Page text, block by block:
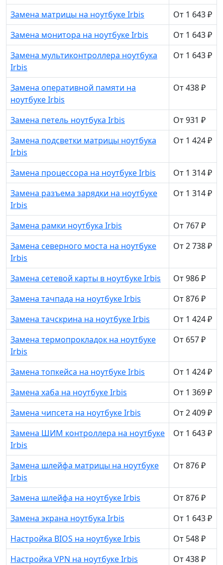
Замена матрицы на ноутбуке Irbis
От 1 643 ₽
Замена монитора на ноутбуке Irbis
От 1 643 ₽
Замена мультиконтроллера ноутбука
Irbis
От 1 643 ₽
Замена оперативной памяти на
ноутбуке Irbis
От 438 ₽
Замена петель ноутбука Irbis
От 931 ₽
Замена подсветки матрицы ноутбука
Irbis
От 1 424 ₽
Замена процессора на ноутбуке Irbis
От 1 314 ₽
Замена разъема зарядки на ноутбуке
Irbis
От 1 314 ₽
Замена рамки ноутбука Irbis
От 767 ₽
Замена северного моста на ноутбуке
Irbis
От 2 738 ₽
Замена сетевой карты в ноутбуке Irbis
От 986 ₽
Замена тачпада на ноутбуке Irbis
От 876 ₽
Замена тачскрина на ноутбуке Irbis
От 1 424 ₽
Замена термопрокладок на ноутбуке
Irbis
От 657 ₽
Замена топкейса на ноутбуке Irbis
От 1 424 ₽
Замена хаба на ноутбуке Irbis
От 1 369 ₽
Замена чипсета на ноутбуке Irbis
От 2 409 ₽
Замена ШИМ контроллера на ноутбуке
Irbis
От 1 643 ₽
Замена шлейфа матрицы на ноутбуке
Irbis
От 876 ₽
Замена шлейфа на ноутбуке Irbis
От 876 ₽
Замена экрана ноутбука Irbis
От 1 643 ₽
Настройка BIOS на ноутбуке Irbis
От 548 ₽
Настройка VPN на ноутбуке Irbis
От 438 ₽